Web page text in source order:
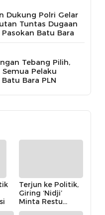
Dukung Polri Gelar
Tuntas Dugaan
Batu Bara
Tebang Pilih,
Pelaku
Bara PLN
Terjun ke Politik,
Giring ‘Nidji’
Minta Restu
Keluarga